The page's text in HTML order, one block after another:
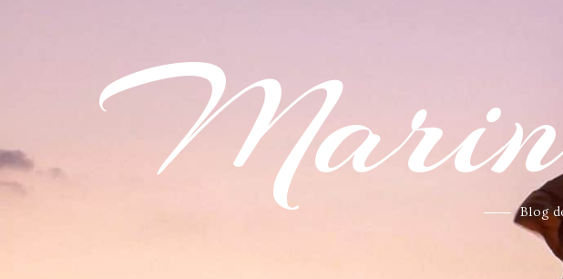
Blog